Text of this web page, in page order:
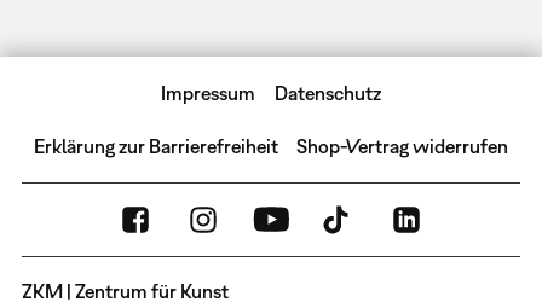
Impressum Datenschutz
Erklärung zur Barrierefreiheit Shop-Vertrag widerrufen
ZKM | Zentrum für Kunst